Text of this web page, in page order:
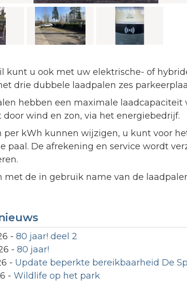
kunt u ook met uw elektrische- of
drie dubbele laadpalen zes
hebben een maximale laadcapaciteit
wind en zon, via het energiebedrijf.
per kWh kunnen wijzigen, u kunt voor
paal. De afrekening en service wordt
met de in gebruik name van de
- 80 jaar! deel 2
- 80 jaar!
- Update beperkte bereikbaarheid De
- Wildlife op het park